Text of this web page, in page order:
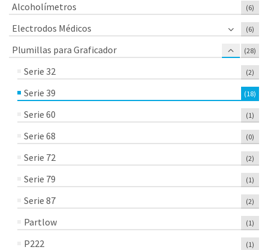
Alcoholímetros (6)
Electrodos Médicos (6)
Plumillas para Graficador (28)
Serie 32 (2)
Serie 39 (18)
Serie 60 (1)
Serie 68 (0)
Serie 72 (2)
Serie 79 (1)
Serie 87 (2)
Partlow (1)
P222 (1)